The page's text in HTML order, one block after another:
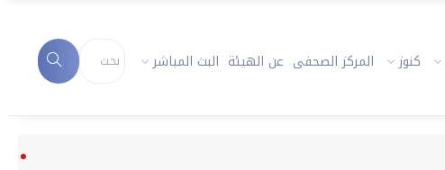
كنوز المركز الصحفى عن الهيئة البث المباشر
ناقد